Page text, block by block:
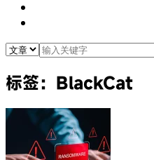
标签：BlackCat